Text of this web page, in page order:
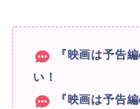
『映画は予告
い！
『映画は予告